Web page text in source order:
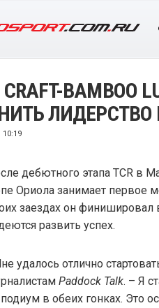
BAMBOO
ЛИДЕРСТВО
10:19
дебютного этапа TCR в
Ориола занимает первое
заездах он
развить успех.
удалось отлично
Paddock Talk. – Я
в обеих гонках. Это